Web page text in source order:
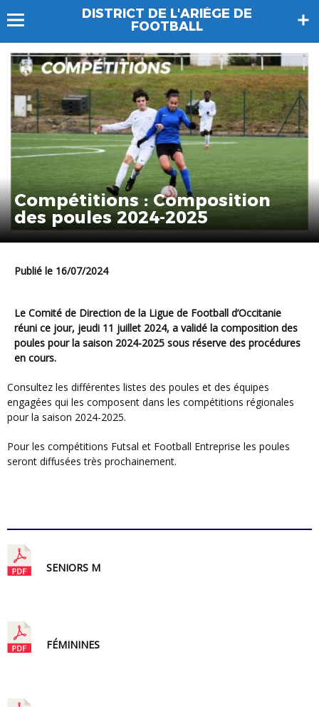
DISTRICT DE L'ARIÈGE DE
FOOTBALL
Compétitions : Composition
des poules 2024-2025
Publié le 16/07/2024
Le Comité de Direction de la Ligue de Football d’Occitanie
réuni ce jour, jeudi 11 juillet 2024, a validé la composition des
poules pour la saison 2024-2025 sous réserve des procédures
en cours.
Consultez les différentes listes des poules et des équipes
engagées qui les composent dans les compétitions régionales
pour la saison 2024-2025.
Pour les compétitions Futsal et Football Entreprise les poules
seront diffusées très prochainement.
SENIORS M
FÉMININES